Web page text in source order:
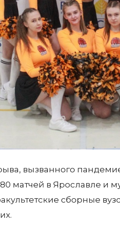
вызванного
матчей в Ярославле и
сборные